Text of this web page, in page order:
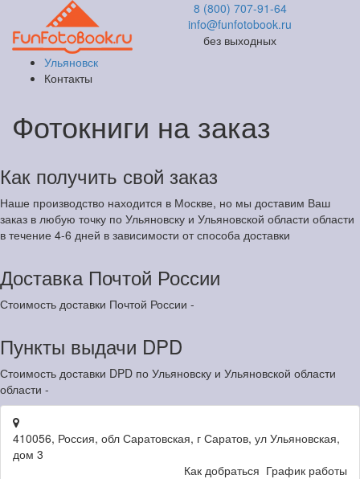
8 (800) 707-91-64
info@funfotobook.ru
без выходных
Ульяновск
Контакты
Фотокниги на заказ
Как получить свой заказ
Наше производство находится в Москве, но мы доставим Ваш
заказ в любую точку по Ульяновску и Ульяновской области области
в течение 4-6 дней в зависимости от способа доставки
Доставка Почтой России
Стоимость доставки Почтой России -
Пункты выдачи DPD
Стоимость доставки DPD по Ульяновску и Ульяновской области
области -
410056, Россия, обл Саратовская, г Саратов, ул Ульяновская,
дом 3
Как добраться График работы